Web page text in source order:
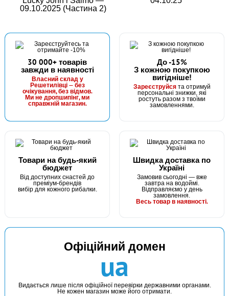
09.10.2025 (Частина 2)
30 000+ товарів
завжди в наявності
Власний склад у
Решетилівці — без
очікування, без відмов.
Ми не дропшипінг, ми
справжній магазин.
До -15%
З кожною покупкою
вигідніше!
Зареєструйсята отримуй
персональні знижки, які
ростуть разом з твоїми
замовленнями.
Товари на будь-який
бюджет
Від доступних снастей до
преміум-брендів
вибір для кожного рибалки.
Швидка доставка по
Україні
Замовив сьогодні — вже
завтра на водоймі.
Відправляємо у день
замовлення.
Весь товар в наявності.
Офіційний домен
ua
Видається лише після офіційної перевірки державними органами.
Не кожен магазин може його отримати.